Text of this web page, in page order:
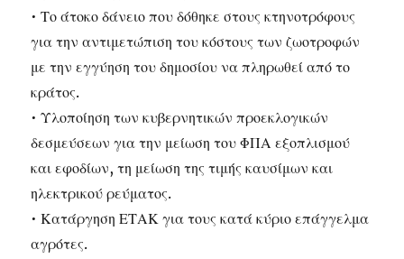
• Το άτοκο δάνειο που δόθηκε στους κτηνοτρόφους
για την αντιμετώπιση του κόστους των ζωοτροφών
με την εγγύηση του δημοσίου να πληρωθεί από το
κράτος.
• Υλοποίηση των κυβερνητικών προεκλογικών
δεσμεύσεων για την μείωση του ΦΠΑ εξοπλισμού
και εφοδίων, τη μείωση της τιμής καυσίμων και
ηλεκτρικού ρεύματος.
• Κατάργηση ΕΤΑΚ για τους κατά κύριο επάγγελμα
αγρότες.